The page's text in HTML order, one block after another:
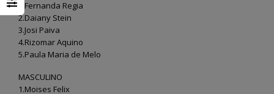
1.Fernanda Regia
2.Daiany Stein
3.Josi Paiva
4.Rizomar Aquino
5.Paula Maria de Melo
MASCULINO
1.Moises Felix